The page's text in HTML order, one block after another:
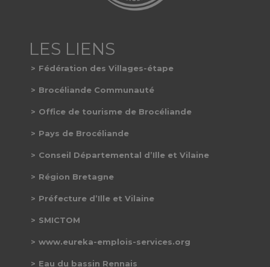
Fédération des Villages-étape
Brocéliande Communauté
Office de tourisme de Brocéliande
Pays de Brocéliande
Conseil Départemental d’Ille et Vilaine
Région Bretagne
Préfecture d’Ille et Vilaine
SMICTOM
www.eureka-emplois-services.org
Eau du bassin Rennais